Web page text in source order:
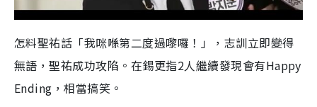
怎料聖祐話「我咪喺第二度過嚟囉！」，志訓立即變得
無語，聖祐成功攻陷。在錫更指2人繼續發現會有Happy
Ending，相當搞笑。